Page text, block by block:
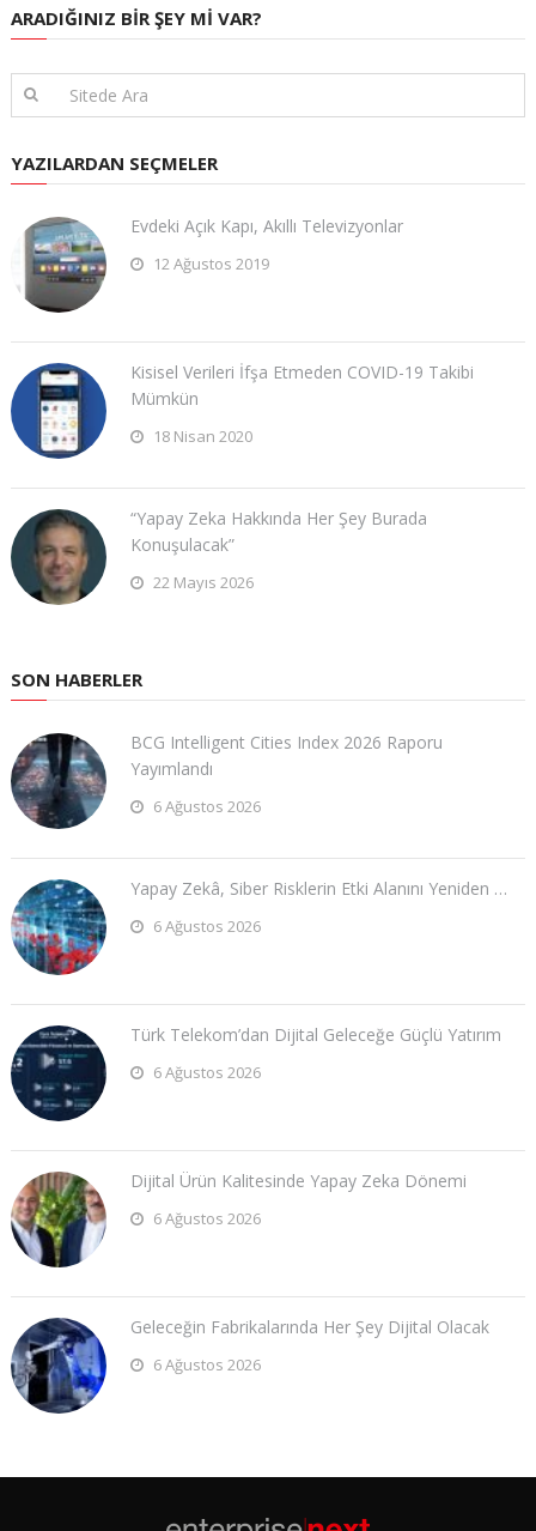
ARADIĞINIZ BIR ŞEY MI VAR?
YAZILARDAN SEÇMELER
Evdeki Açık Kapı, Akıllı Televizyonlar
12 Ağustos 2019
Kisisel Verileri İfşa Etmeden COVID-19 Takibi
Mümkün
18 Nisan 2020
“Yapay Zeka Hakkında Her Şey Burada
Konuşulacak”
22 Mayıs 2026
SON HABERLER
BCG Intelligent Cities Index 2026 Raporu
Yayımlandı
6 Ağustos 2026
Yapay Zekâ, Siber Risklerin Etki Alanını Yeniden …
6 Ağustos 2026
Türk Telekom’dan Dijital Geleceğe Güçlü Yatırım
6 Ağustos 2026
Dijital Ürün Kalitesinde Yapay Zeka Dönemi
6 Ağustos 2026
Geleceğin Fabrikalarında Her Şey Dijital Olacak
6 Ağustos 2026